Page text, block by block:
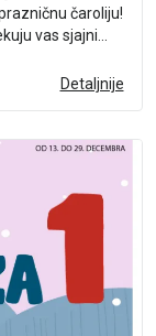
čaroliju!
vas sjajni
Detaljnije